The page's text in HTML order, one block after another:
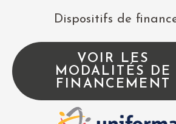
Dispositifs de
VOIR LES
MODALITÉS DE
FINANCEMENT